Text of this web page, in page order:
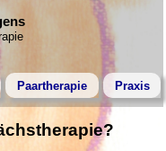
Paartherapie Praxis